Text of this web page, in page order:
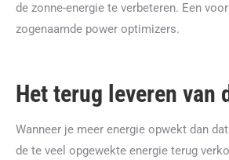
de zonne-energie te verbeteren. Een
zogenaamde power optimizers.
Het terug leveren van
Wanneer je meer energie opwekt dan
de te veel opgewekte energie terug